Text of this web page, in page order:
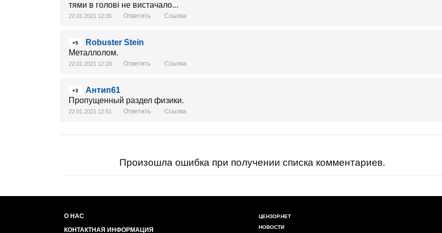
тями в голові не вистачало...
22.01.2021 12:35 Ответить Ссылка
+5
Robuster Stein
Металлолом.
22.01.2021 12:28 Ответить Ссылка
+3
Антип61
Пропущенный раздел физики.
22.01.2021 12:51 Ответить Ссылка
Произошла ошибка при получении списка комментариев.
О НАС
КОНТАКТНАЯ ИНФОРМАЦИЯ
ЦЕНЗОР.НЕТ
НОВОСТИ